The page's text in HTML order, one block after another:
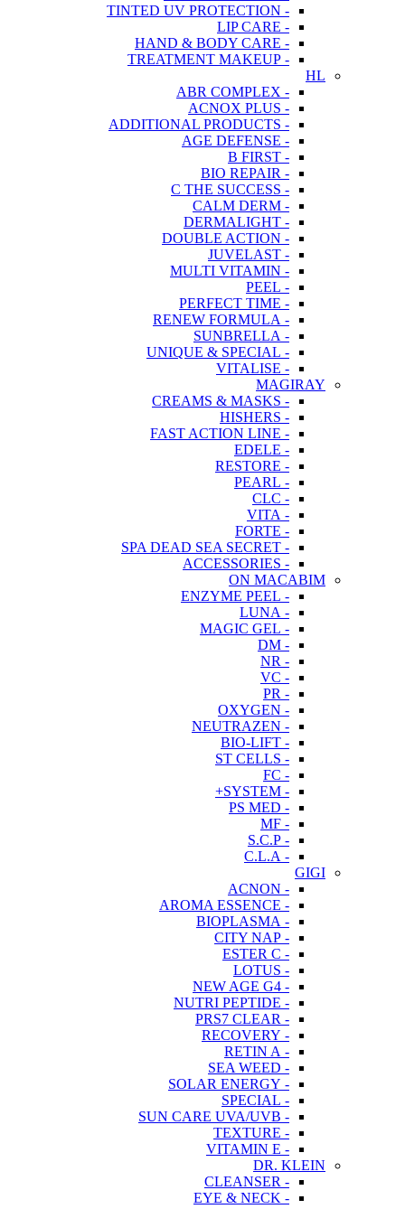
- TINTED UV PROTECTION
- LIP CARE
- HAND & BODY CARE
- TREATMENT MAKEUP
HL
- ABR COMPLEX
- ACNOX PLUS
- ADDITIONAL PRODUCTS
- AGE DEFENSE
- B FIRST
- BIO REPAIR
- C THE SUCCESS
- CALM DERM
- DERMALIGHT
- DOUBLE ACTION
- JUVELAST
- MULTI VITAMIN
- PEEL
- PERFECT TIME
- RENEW FORMULA
- SUNBRELLA
- UNIQUE & SPECIAL
- VITALISE
MAGIRAY
- CREAMS & MASKS
- HISHERS
- FAST ACTION LINE
- EDELE
- RESTORE
- PEARL
- CLC
- VITA
- FORTE
- SPA DEAD SEA SECRET
- ACCESSORIES
ON MACABIM
- ENZYME PEEL
- LUNA
- MAGIC GEL
- DM
- NR
- VC
- PR
- OXYGEN
- NEUTRAZEN
- BIO-LIFT
- ST CELLS
- FC
- SYSTEM+
- PS MED
- MF
- S.C.P
- C.L.A
GIGI
- ACNON
- AROMA ESSENCE
- BIOPLASMA
- CITY NAP
- ESTER C
- LOTUS
- NEW AGE G4
- NUTRI PEPTIDE
- PRS7 CLEAR
- RECOVERY
- RETIN A
- SEA WEED
- SOLAR ENERGY
- SPECIAL
- SUN CARE UVA/UVB
- TEXTURE
- VITAMIN E
DR. KLEIN
- CLEANSER
- EYE & NECK